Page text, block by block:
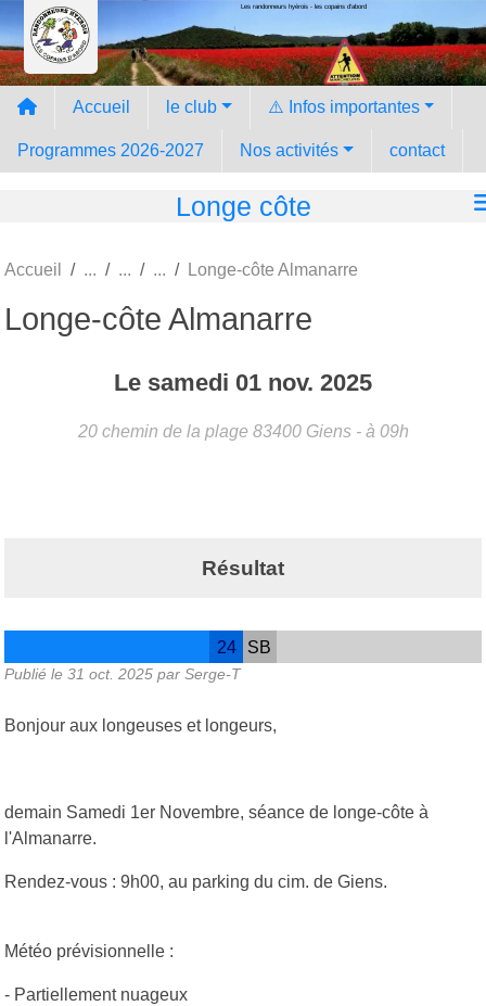
Les randonneurs hyèrois - les copains d'abord
Accueil le club ⚠️ Infos importantes
Programmes 2026-2027 Nos activités contact
Longe côte
Accueil Longe-côte Almanarre
Longe-côte Almanarre
Le samedi 01 nov. 2025
20 chemin de la plage 83400 Giens - à 09h
Résultat
24 SB
Publié le 31 oct. 2025 par Serge-T
Bonjour aux longeuses et longeurs,
demain Samedi 1er Novembre, séance de longe-côte à
l'Almanarre.
Rendez-vous : 9h00, au parking du cim. de Giens.
Météo prévisionnelle :
- Partiellement nuageux
Panneau de gestion des cookies